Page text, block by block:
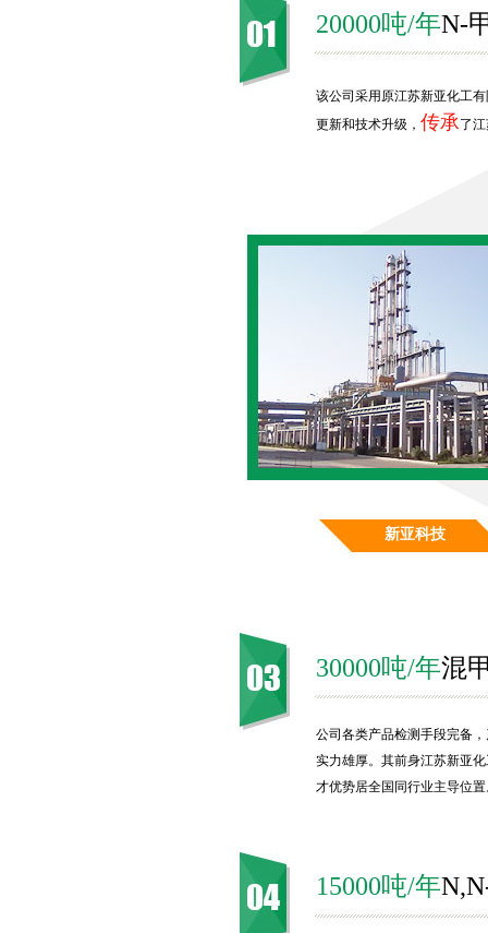
新亚科技
20000吨/年N-
该公司采用原江苏新亚化工
更新和技术升级， 传承了
30000吨/年混
公司各类产品检测手段完备
实力雄厚。其前身江苏新亚
才优势居全国同行业主导位
15000吨/年